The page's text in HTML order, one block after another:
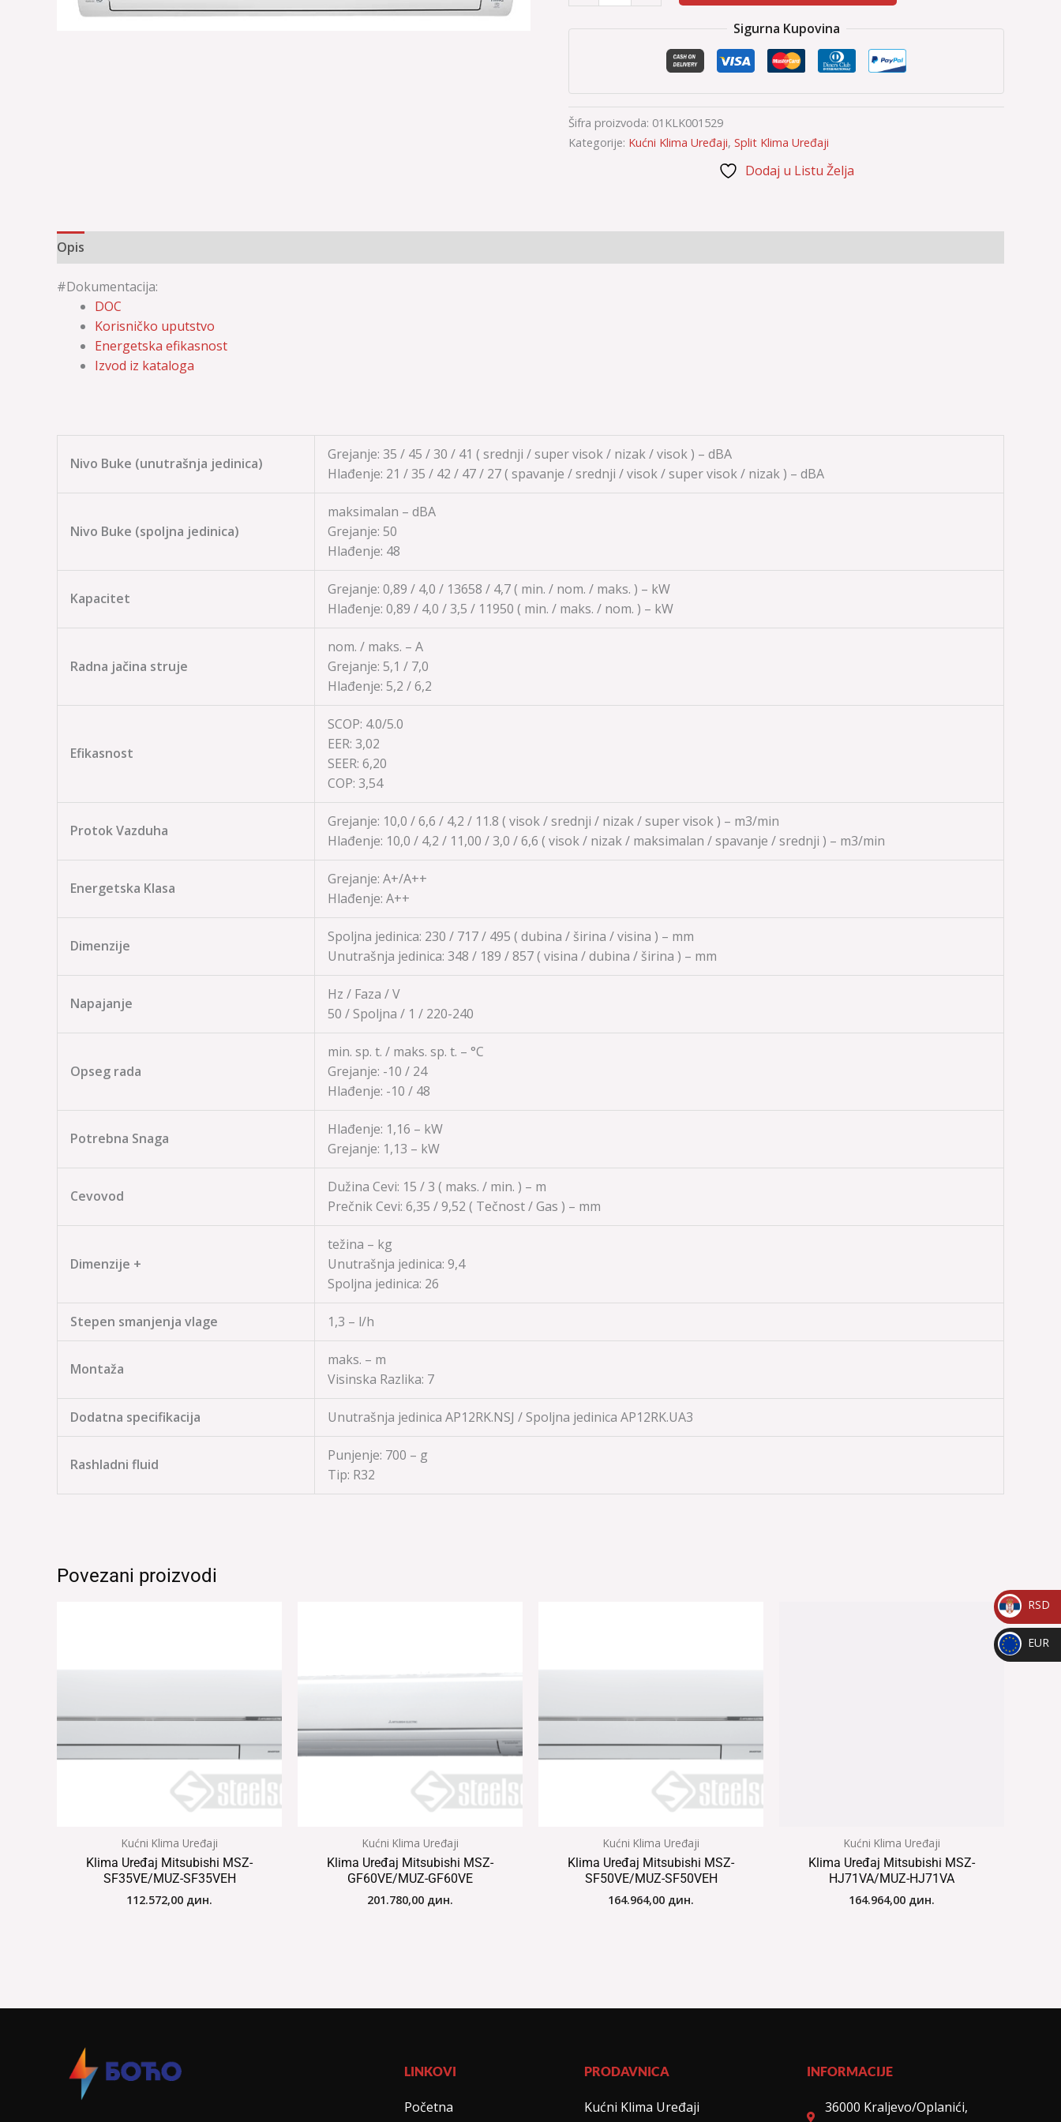
Sigurna Kupovina
Šifra proizvoda: 01KLK001529
Kategorije: Kućni Klima Uređaji, Split Klima Uređaji
Dodaj u Listu Želja
Opis
#Dokumentacija:
DOC
Korisničko uputstvo
Energetska efikasnost
Izvod iz kataloga
Nivo Buke (unutrašnja jedinica)
Grejanje: 35 / 45 / 30 / 41 ( srednji / super visok / nizak / visok ) – dBA
Hlađenje: 21 / 35 / 42 / 47 / 27( spavanje / srednji / visok / super visok / nizak ) – dBA
Nivo Buke (spoljna jedinica)
maksimalan – dBA
Grejanje: 50
Hlađenje: 48
Kapacitet
Grejanje: 0,89 / 4,0 / 13658 / 4,7 ( min. / nom. / maks. ) – kW
Hlađenje: 0,89 / 4,0 / 3,5 / 11950 ( min. / maks. / nom. ) – kW
Radna jačina struje
nom. / maks. – A
Grejanje: 5,1 / 7,0
Hlađenje: 5,2 / 6,2
Efikasnost
SCOP: 4.0/5.0
EER: 3,02
SEER: 6,20
COP: 3,54
Protok Vazduha
Grejanje: 10,0 / 6,6 / 4,2 / 11.8 ( visok / srednji / nizak / super visok ) – m3/min
Hlađenje: 10,0 / 4,2 / 11,00 / 3,0 / 6,6 ( visok / nizak / maksimalan / spavanje / srednji ) – m3/min
Energetska Klasa
Grejanje: A+/A++
Hlađenje: A++
Dimenzije
Spoljna jedinica: 230 / 717 / 495 ( dubina / širina / visina ) – mm
Unutrašnja jedinica: 348 / 189 / 857( visina / dubina / širina ) – mm
Napajanje
Hz / Faza / V
50 / Spoljna / 1 / 220-240
Opseg rada
min. sp. t. / maks. sp. t. – °C
Grejanje: -10 / 24
Hlađenje: -10 / 48
Potrebna Snaga
Hlađenje: 1,16 – kW
Grejanje: 1,13 – kW
Cevovod
Dužina Cevi: 15 / 3 ( maks. / min. ) – m
Prečnik Cevi: 6,35 / 9,52 ( Tečnost / Gas ) – mm
Dimenzije +
težina – kg
Unutrašnja jedinica: 9,4
Spoljna jedinica: 26
Stepen smanjenja vlage 1,3 – l/h
Montaža
maks. – m
Visinska Razlika: 7
Dodatna specifikacija Unutrašnja jedinica AP12RK.NSJ / Spoljna jedinica AP12RK.UA3
Rashladni fluid
Punjenje: 700 – g
Tip: R32
Povezani proizvodi
Kućni Klima Uređaji
Klima Uređaj Mitsubishi MSZ-
SF35VE/MUZ-SF35VEH
112.572,00 дин.
Kućni Klima Uređaji
Klima Uređaj Mitsubishi MSZ-
GF60VE/MUZ-GF60VE
201.780,00 дин.
Kućni Klima Uređaji
Klima Uređaj Mitsubishi MSZ-
SF50VE/MUZ-SF50VEH
164.964,00 дин.
Kućni Klima Uređaji
Klima Uređaj Mitsubishi MSZ-
HJ71VA/MUZ-HJ71VA
164.964,00 дин.
LINKOVI
Početna
PRODAVNICA
Kućni Klima Uređaji
INFORMACIJE
36000 Kraljevo/Oplanići,
_
RSD
RSD
_
EUR